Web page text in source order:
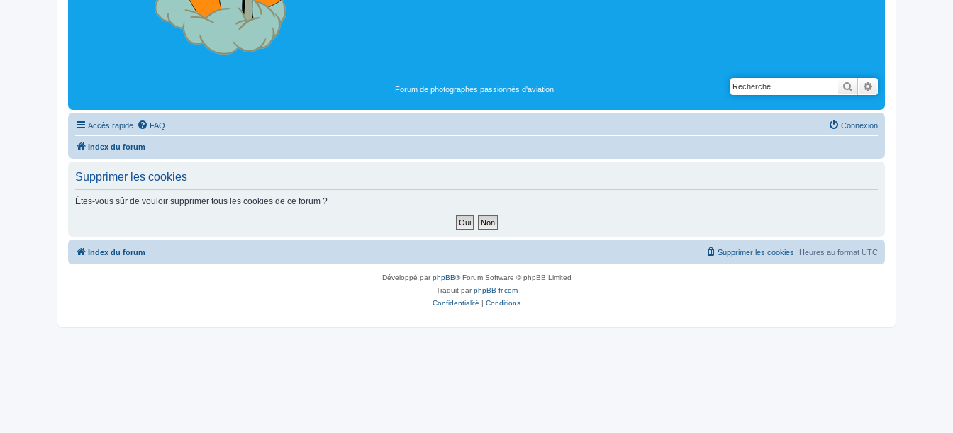
Forum de photographes passionnés d'aviation ! Rechercher
Accès rapide FAQ Connexion
Index du forum
Supprimer les cookies
Êtes-vous sûr de vouloir supprimer tous les cookies de ce forum ?
Index du forum Heures au format UTC
Supprimer les cookies
Développé parphpBB® Forum Software © phpBB Limited
Traduit parphpBB-fr.com
Confidentialité | Conditions